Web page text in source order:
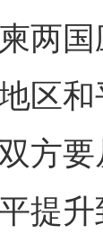
两
区
方
提